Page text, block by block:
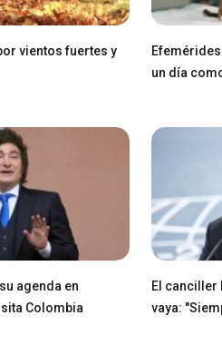
vientos fuertes y
un día
agenda en
Colombia
El canciller
vaya: